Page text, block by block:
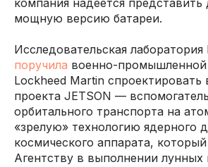
компания надеется представить
мощную версию батареи.
Исследовательская
поручила военно-
Lockheed Martin спроектировать
проекта JETSON —
орбитального транспорта на
«зрелую» технологию ядерного
космического аппарата,
Агентству в выполнении лунных